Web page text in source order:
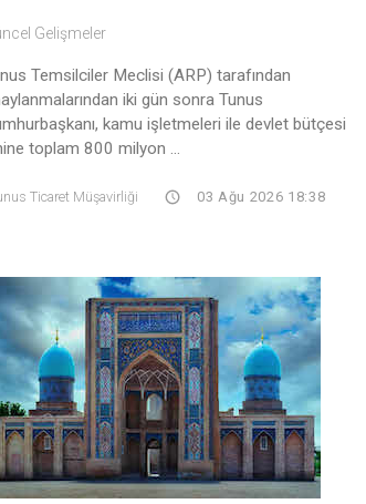
Gelişmeler
Temsilciler Meclisi (ARP) tarafından
iki gün sonra Tunus
kamu işletmeleri ile devlet bütçesi
toplam 800 milyon ...
Ticaret Müşavirliği 03 Ağu 2026 18:38